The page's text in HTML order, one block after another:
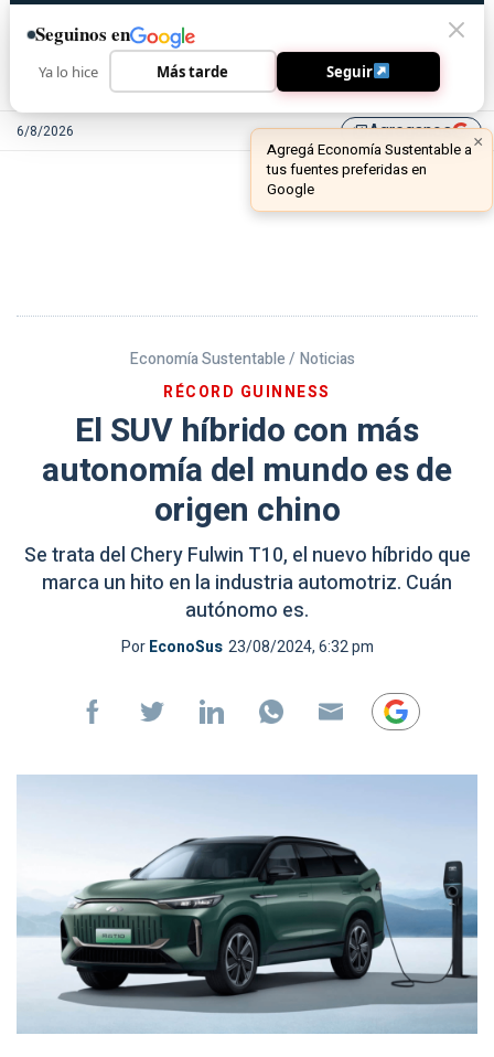
6/8/2026 library_addAgreganos
Economía Sustentable / Noticias
RÉCORD GUINNESS
El SUV híbrido con más
autonomía del mundo es de
origen chino
Se trata del Chery Fulwin T10, el nuevo híbrido que
marca un hito en la industria automotriz. Cuán
autónomo es.
PorEconoSus 23/08/2024, 6:32 pm
Seguinos en
Ya lo hice Más tarde Seguir